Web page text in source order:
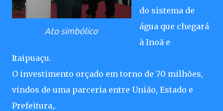
Ato simbólico
do sistema de
água que chegará
à Inoã e
Itaipuaçu.
O investimento orçado em torno de 70 milhões,
vindos de uma parceria entre União, Estado e
Prefeitura,.